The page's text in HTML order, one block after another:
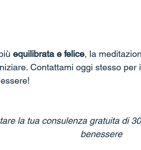
equilibrata e felice, la
Contattami oggi stesso
la tua consulenza gratuita di
benessere